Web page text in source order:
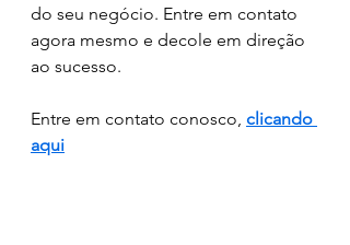
do seu negócio. Entre em contato
agora mesmo e decole em direção
ao sucesso.
Entre em contato conosco, clicando
aqui